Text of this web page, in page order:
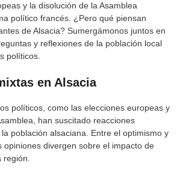
y la disolución de la Asamblea
político francés. ¿Pero qué piensan
de Alsacia? Sumergámonos juntos en
y reflexiones de la población local
políticos.
en Alsacia
políticos, como las elecciones europeas y
han suscitado reacciones
población alsaciana. Entre el optimismo y
opiniones divergen sobre el impacto de
región.